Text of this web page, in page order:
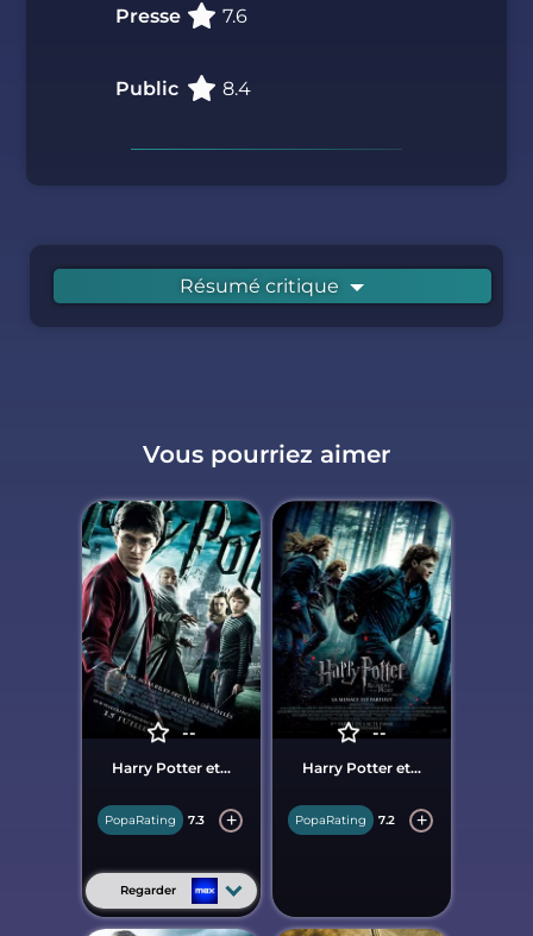
Presse 7.6
Public 8.4
Résumé critique
Vous pourriez aimer
--
Harry Potter et...
PopaRating 7.3
Regarder
--
Harry Potter et...
PopaRating 7.2